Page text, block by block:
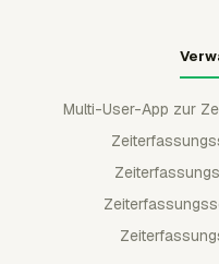
Multi-User-App zur